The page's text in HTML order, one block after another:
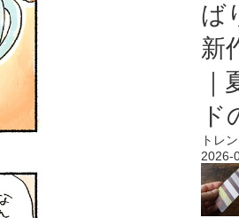
ば
新
ド
トレ
2026-